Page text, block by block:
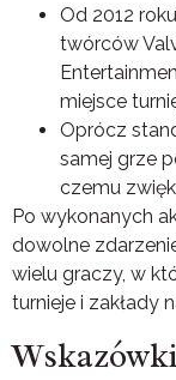
Od 2012
twórców
miejsce
Oprócz
samej grze
czemu
Po wykonanych
dowolne
wielu graczy, w
turnieje i zakłady